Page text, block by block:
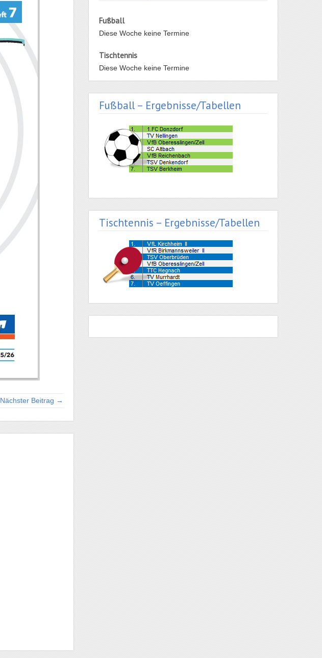
Nächster Beitrag →
Fußball
Diese Woche keine Termine
Tischtennis
Diese Woche keine Termine
Fußball – Ergebnisse/Tabellen
Tischtennis – Ergebnisse/Tabellen